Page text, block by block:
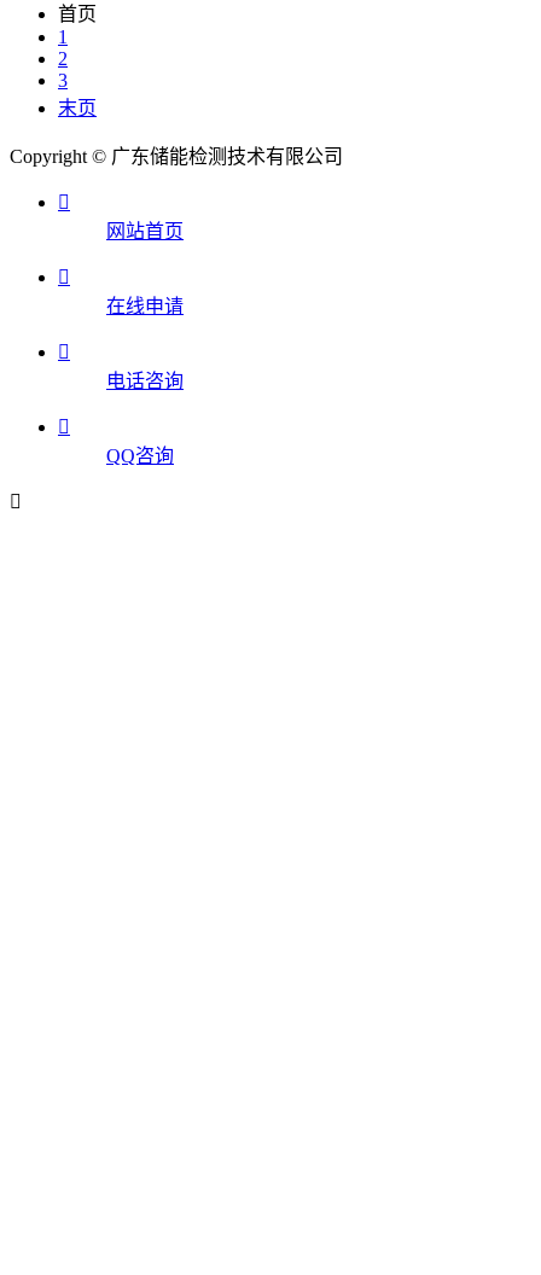
首页
1
2
3
末页
Copyright © 广东储能检测技术有限公司

网站首页

在线申请

电话咨询

QQ咨询
